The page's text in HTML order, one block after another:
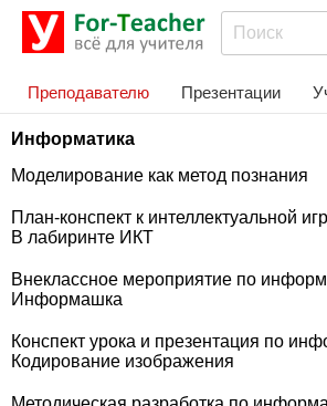
Преподавателю Презентации
Информатика
Моделирование как метод познания
План-конспект к интеллектуальной
В лабиринте ИКТ
Внеклассное мероприятие по
Информашка
Конспект урока и презентация по
Кодирование изображения